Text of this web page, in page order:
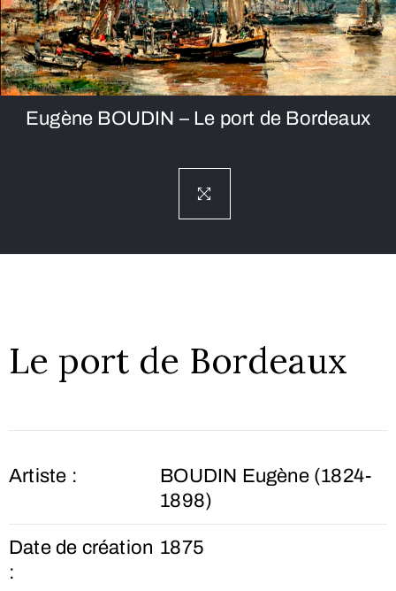
Eugène BOUDIN – Le port de Bordeaux
Le port de Bordeaux
Artiste :
BOUDIN Eugène (1824-
1898)
Date de création
:
1875